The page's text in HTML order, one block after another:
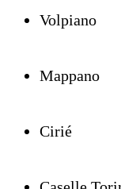
Volpiano
Mappano
Cirié